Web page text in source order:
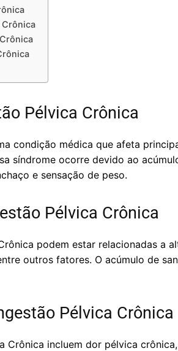
Crônica
Pélvica Crônica
condição médica que afeta
síndrome ocorre devido ao
e sensação de peso.
Pélvica Crônica
podem estar relacionadas a
outros fatores. O acúmulo de
Pélvica Crônica
Crônica incluem dor pélvica